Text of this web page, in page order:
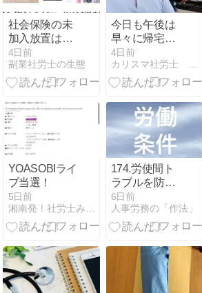
社会保険の未
加入放置はな
ぜNG？従業員
の「入りたく
ない」にどう
4日前
副業社労士の生態
今日も午後は
早々に帰宅し
て休も
う・・・・
4日前
カリスマ社労士 上川謙吾の軌跡
YOASOBIライ
ブ当選！
5日前
湘南発！社労士みやざきブログ
174.労使間ト
ラブルを防止
するための就
業規則の定め
方（第2章 採
6日前
人事労務の「作法」